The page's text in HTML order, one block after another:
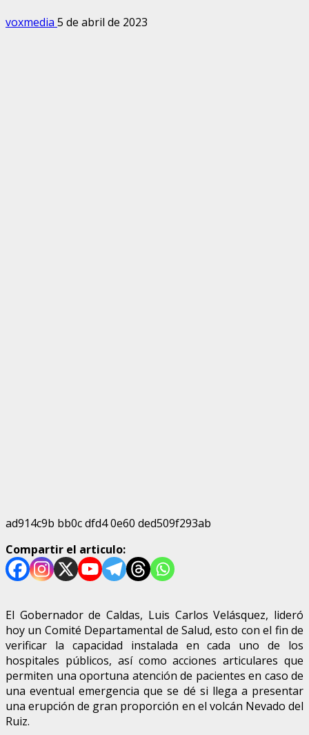
voxmedia 5 de abril de 2023
ad914c9b bb0c dfd4 0e60 ded509f293ab
Compartir el articulo:
El Gobernador de Caldas, Luis Carlos Velásquez, lideró
hoy un Comité Departamental de Salud, esto con el fin de
verificar la capacidad instalada en cada uno de los
hospitales públicos, así como acciones articulares que
permiten una oportuna atención de pacientes en caso de
una eventual emergencia que se dé si llega a presentar
una erupción de gran proporción en el volcán Nevado del
Ruiz.